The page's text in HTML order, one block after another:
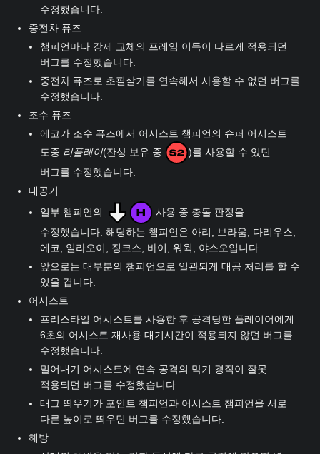
수정했습니다.
중전차 퓨즈
챔피언마다 강제 교체의 프레임 이득이 다르게 적용되던
버그를 수정했습니다.
중전차 퓨즈로 초필살기를 연속해서 사용할 수 없던 버그를
수정했습니다.
조수 퓨즈
에코가 조수 퓨즈에서 어시스트 챔피언의 슈퍼 어시스트
도중 리플레이(잔상 보유 중
)를 사용할 수 있던
버그를 수정했습니다.
대공기
일부 챔피언의
사용 중 충돌 판정을
수정했습니다. 해당하는 챔피언은 아리, 브라움, 다리우스,
에코, 일라오이, 징크스, 바이, 워윅, 야스오입니다.
앞으로는 대부분의 챔피언으로 일관되게 대공 처리를 할 수
있을 겁니다.
어시스트
프리스타일 어시스트를 사용한 후 공격당한 플레이어에게
6초의 어시스트 재사용 대기시간이 적용되지 않던 버그를
수정했습니다.
밀어내기 어시스트에 연속 공격의 막기 경직이 잘못
적용되던 버그를 수정했습니다.
태그 띄우기가 포인트 챔피언과 어시스트 챔피언을 서로
다른 높이로 띄우던 버그를 수정했습니다.
해방